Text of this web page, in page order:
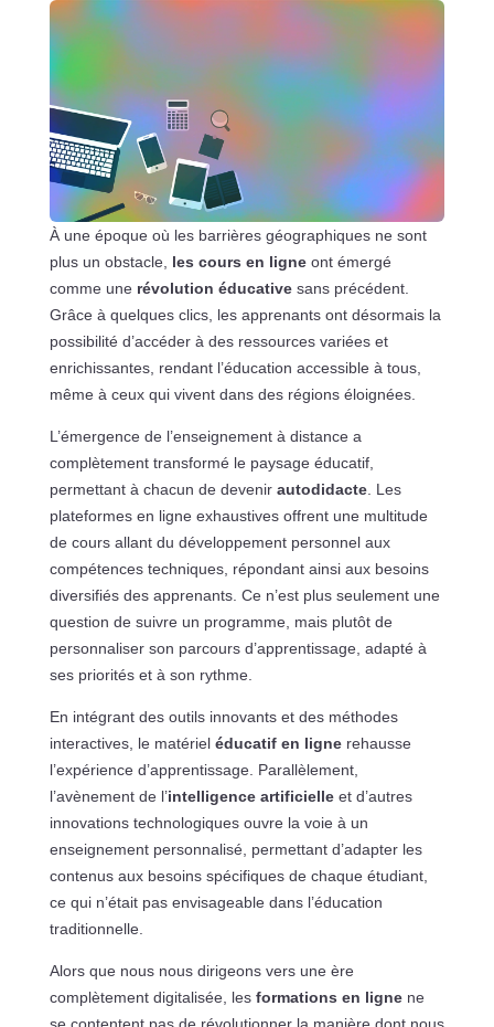
À une époque où les barrières géographiques ne sont
plus un obstacle, les cours en ligneont émergé
comme une révolution éducativesans précédent.
Grâce à quelques clics, les apprenants ont désormais la
possibilité d’accéder à des ressources variées et
enrichissantes, rendant l’éducation accessible à tous,
même à ceux qui vivent dans des régions éloignées.
L’émergence de l’enseignement à distance a
complètement transformé le paysage éducatif,
permettant à chacun de devenir autodidacte. Les
plateformes en ligne exhaustives offrent une multitude
de cours allant du développement personnel aux
compétences techniques, répondant ainsi aux besoins
diversifiés des apprenants. Ce n’est plus seulement une
question de suivre un programme, mais plutôt de
personnaliser son parcours d’apprentissage, adapté à
ses priorités et à son rythme.
En intégrant des outils innovants et des méthodes
interactives, le matériel éducatif en lignerehausse
l’expérience d’apprentissage. Parallèlement,
l’avènement de l’intelligence artificielleet d’autres
innovations technologiques ouvre la voie à un
enseignement personnalisé, permettant d’adapter les
contenus aux besoins spécifiques de chaque étudiant,
ce qui n’était pas envisageable dans l’éducation
traditionnelle.
Alors que nous nous dirigeons vers une ère
complètement digitalisée, les formations en lignene